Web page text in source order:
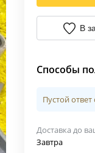
В
Способы
Пустой
Доставка до
Завтра